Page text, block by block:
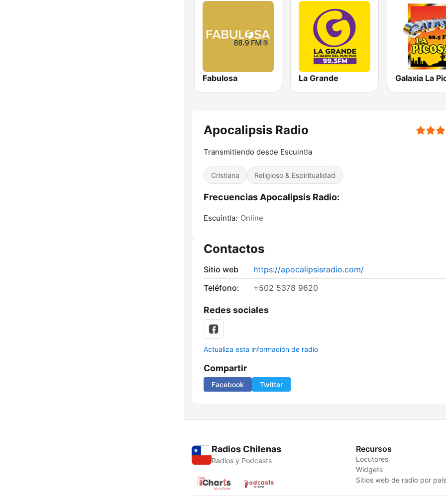
Fabulosa La Grande Galaxia La
Apocalipsis Radio
Transmitiendo desde Escuintla
Cristiana Religioso & Espiritualidad
Frecuencias Apocalipsis Radio:
Escuintla: Online
Contactos
Sitio web
https://apocalipsisradio.com/
Teléfono:
+502 5378 9620
Redes sociales
Actualiza esta información de radio
Compartir
Facebook Twitter
Radios Chilenas
Radios y Podcasts
Recursos
Locutores
Widgets
Sitios web de radio por